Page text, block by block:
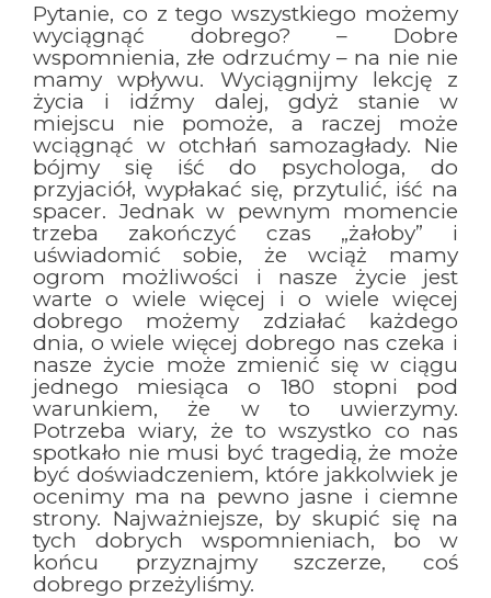
Pytanie, co z tego wszystkiego możemy
wyciągnąć dobrego? – Dobre
wspomnienia, złe odrzućmy – na nie nie
mamy wpływu. Wyciągnijmy lekcję z
życia i idźmy dalej, gdyż stanie w
miejscu nie pomoże, a raczej może
wciągnąć w otchłań samozagłady. Nie
bójmy się iść do psychologa, do
przyjaciół, wypłakać się, przytulić, iść na
spacer. Jednak w pewnym momencie
trzeba zakończyć czas „żałoby” i
uświadomić sobie, że wciąż mamy
ogrom możliwości i nasze życie jest
warte o wiele więcej i o wiele więcej
dobrego możemy zdziałać każdego
dnia, o wiele więcej dobrego nas czeka i
nasze życie może zmienić się w ciągu
jednego miesiąca o 180 stopni pod
warunkiem, że w to uwierzymy.
Potrzeba wiary, że to wszystko co nas
spotkało nie musi być tragedią, że może
być doświadczeniem, które jakkolwiek je
ocenimy ma na pewno jasne i ciemne
strony. Najważniejsze, by skupić się na
tych dobrych wspomnieniach, bo w
końcu przyznajmy szczerze, coś
dobrego przeżyliśmy.